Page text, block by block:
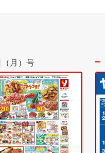
月）号